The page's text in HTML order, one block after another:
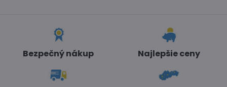
Bezpečný nákup Najlepšie ceny